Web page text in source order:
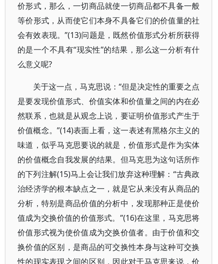
价形式，那么，一切商品就使一切商品都不具备一般
等价形式，从而使它们本身不具备它们的价值量的社
会有效表现。”(13)问题是，既然价值形式分析所获得
的是一个不具有“现实性”的结果，那么这一分析有什
么意义呢?
关于这一点，马克思说：“但是决定性的重要之点
是要发现价值形式、价值实体和价值量之间的内在必
然联系，也就是从观念上说，要证明价值形式产生于
价值概念。”(14)表面上看，这一表述有黑格尔主义的
味道，似乎马克思要说的就是，价值形式是作为实体
的价值概念自我发展的结果。但马克思为这句话所作
的下列注解(15)马上会让我们放弃这种理解：“古典政
治经济学的根本缺点之一，就是它从来没有从商品的
分析，特别是商品价值的分析中，发现那种正是使价
值成为交换价值的价值形式。”(16)在这里，马克思将
价值形式视为使价值成为交换价值者。由于价值和交
换价值的区别，是商品的可交换性本身与这种可交换
性的现实表现之间的区别，因此对于马克思来说，价